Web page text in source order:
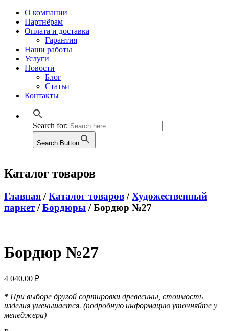
О компании
Партнёрам
Оплата и доставка
Гарантия
Наши работы
Услуги
Новости
Блог
Статьи
Контакты
Search for:
Search Button
Каталог товаров
Главная /Каталог товаров /Художественный
паркет/Бордюры / Бордюр №27
Бордюр №27
4 040.00 ₽
* При выборе другой сортировки древесины, стоимость
изделия уменьшается. (подробную информацию уточняйте у
менеджера)